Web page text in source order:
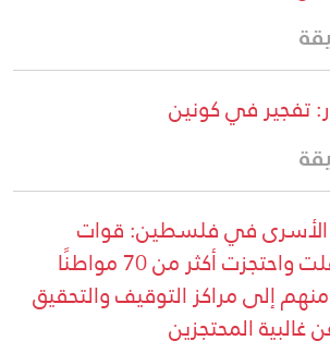
تفجير في كونين
الأسرى في فلسطين: قوات
الاحتلال اعتقلت واحتجزت أكثر من 70 مواطنًا
إلى مراكز التوقيف والتحقيق
غالبية المحتجزين